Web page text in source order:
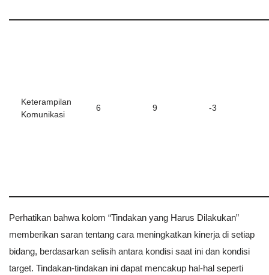
Keterampilan
Komunikasi
6 9 -3
Perhatikan bahwa kolom “Tindakan yang Harus Dilakukan”
memberikan saran tentang cara meningkatkan kinerja di setiap
bidang, berdasarkan selisih antara kondisi saat ini dan kondisi
target. Tindakan-tindakan ini dapat mencakup hal-hal seperti